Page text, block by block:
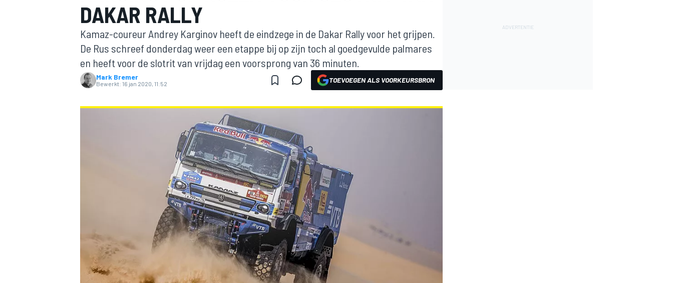
MOTOGP
INDYCAR
DAKAR RALLY
Kamaz-coureur Andrey Karginov heeft de eindzege in de Dakar Rally voor het grijpen.
De Rus schreef donderdag weer een etappe bij op zijn toch al goedgevulde palmares
en heeft voor de slotrit van vrijdag een voorsprong van 36 minuten.
Mark Bremer
Bewerkt: 16 jan 2020, 11:52 TOEVOEGEN ALS VOORKEURSBRON